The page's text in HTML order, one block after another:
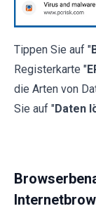
Tippen Sie auf "
Registerkarte "
die Arten von
Sie auf "Daten